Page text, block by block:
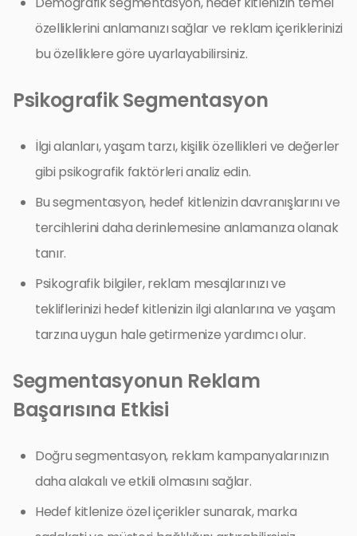
özelliklerini anlamanızı sağlar ve reklam içeriklerinizi
bu özelliklere göre uyarlayabilirsiniz.
Psikografik Segmentasyon
İlgi alanları, yaşam tarzı, kişilik özellikleri ve değerler
gibi psikografik faktörleri analiz edin.
Bu segmentasyon, hedef kitlenizin davranışlarını ve
tercihlerini daha derinlemesine anlamanıza olanak
tanır.
Psikografik bilgiler, reklam mesajlarınızı ve
tekliflerinizi hedef kitlenizin ilgi alanlarına ve yaşam
tarzına uygun hale getirmenize yardımcı olur.
Segmentasyonun Reklam
Başarısına Etkisi
Doğru segmentasyon, reklam kampanyalarınızın
daha alakalı ve etkili olmasını sağlar.
Hedef kitlenize özel içerikler sunarak, marka